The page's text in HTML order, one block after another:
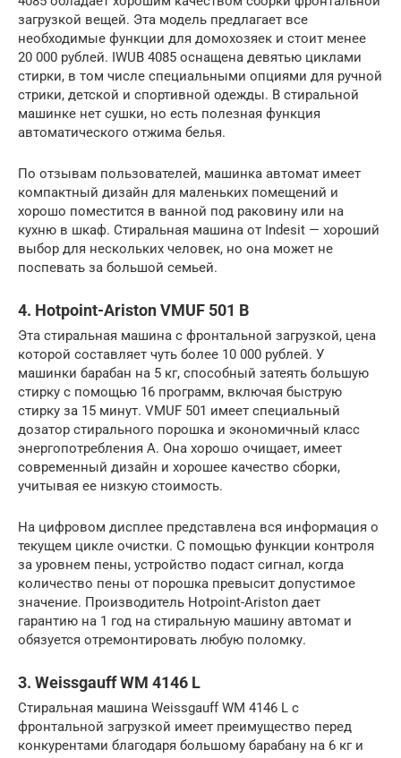
загрузкой вещей. Эта модель предлагает все
необходимые функции для домохозяек и стоит менее
20 000 рублей. IWUB 4085 оснащена девятью циклами
стирки, в том числе специальными опциями для ручной
стрики, детской и спортивной одежды. В стиральной
машинке нет сушки, но есть полезная функция
автоматического отжима белья.
По отзывам пользователей, машинка автомат имеет
компактный дизайн для маленьких помещений и
хорошо поместится в ванной под раковину или на
кухню в шкаф. Стиральная машина от Indesit — хороший
выбор для нескольких человек, но она может не
поспевать за большой семьей.
4. Hotpoint-Ariston VMUF 501 B
Эта стиральная машина с фронтальной загрузкой, цена
которой составляет чуть более 10 000 рублей. У
машинки барабан на 5 кг, способный затеять большую
стирку с помощью 16 программ, включая быструю
стирку за 15 минут. VMUF 501 имеет специальный
дозатор стирального порошка и экономичный класс
энергопотребления А. Она хорошо очищает, имеет
современный дизайн и хорошее качество сборки,
учитывая ее низкую стоимость.
На цифровом дисплее представлена вся информация о
текущем цикле очистки. С помощью функции контроля
за уровнем пены, устройство подаст сигнал, когда
количество пены от порошка превысит допустимое
значение. Производитель Hotpoint-Ariston дает
гарантию на 1 год на стиральную машину автомат и
обязуется отремонтировать любую поломку.
3. Weissgauff WM 4146 L
Стиральная машина Weissgauff WM 4146 L с
фронтальной загрузкой имеет преимущество перед
конкурентами благодаря большому барабану на 6 кг и